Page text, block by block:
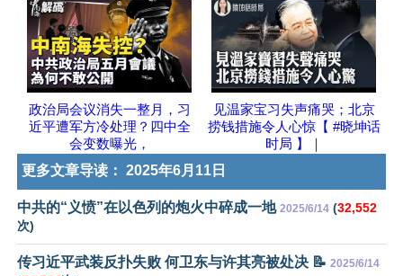
政治局会议消失一整月，习
近平遭军方冷处理？四中全
会变数曝光，
见温家宝习失声痛哭；北京
捞钱措施令人心惊【 #晓坤话
时局 】｜
更多文章导读： 2025年6月11日
中共的“义愤”在以色列的炮火中碎成一地 2025/6/14 (32,552
次)
传习近平武装反扑失败 何卫东与许其亮被处决 📝 2025/6/14